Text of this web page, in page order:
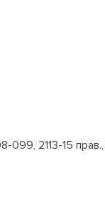
2113-15 прав.,